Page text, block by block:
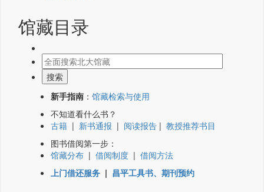
馆藏目录
新手指南 ： 馆藏检索与使用
不知道看什么书？
古籍 | 新书通报 | 阅读报告 | 教授推荐书目
图书借阅第一步：
馆藏分布 | 借阅制度 | 借阅方法
上门借还服务 | 昌平工具书、期刊预约